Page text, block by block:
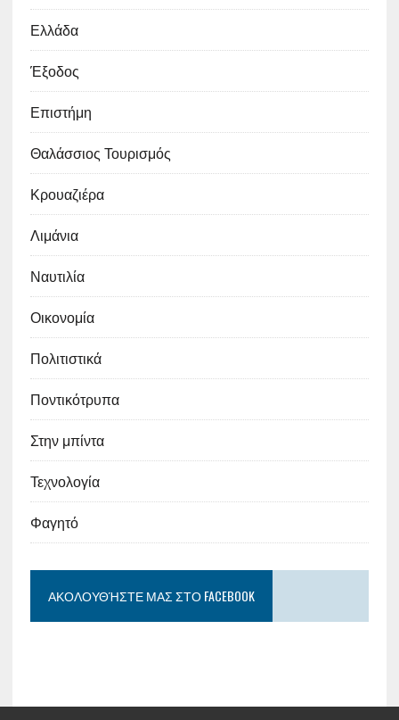
Ελλάδα
Έξοδος
Επιστήμη
Θαλάσσιος Τουρισμός
Κρουαζιέρα
Λιμάνια
Ναυτιλία
Οικονομία
Πολιτιστικά
Ποντικότρυπα
Στην μπίντα
Τεχνολογία
Φαγητό
ΑΚΟΛΟΥΘΉΣΤΕ ΜΑΣ ΣΤΟ FACEBOOK